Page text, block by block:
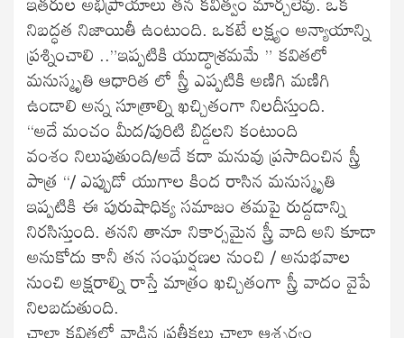
నిబద్ధత నిజాయితీ ఉంటుంది. ఒకటే లక్ష్యం అన్యాయాన్ని
ప్రశ్నించాలి ..”ఇప్పటికి యుద్ధాశ్రమమే ” కవితలో
మనుస్మృతి ఆధారిత లో స్త్రీ ఎప్పటికి అణిగి మణిగి
ఉండాలి అన్న సూత్రాల్ని ఖచ్చితంగా నిలదీస్తుంది.
“అదే మంచం మీద/పురిటి బిడ్డలని కంటుంది
వంశం నిలుపుతుంది/అదే కదా మనువు ప్రసాదించిన స్త్రీ
పాత్ర “/ ఎప్పుడో యుగాల కింద రాసిన మనుస్మృతి
ఇప్పటికి ఈ పురుషాధిక్య సమాజం తమపై రుద్దడాన్ని
నిరసిస్తుంది. తనని తానూ నికార్సమైన స్త్రీ వాది అని కూడా
అనుకోదు కానీ తన సంఘర్షణల నుంచి / అనుభవాల
నుంచి అక్షరాల్ని రాస్తే మాత్రం ఖచ్చితంగా స్త్రీ వాదం వైపే
నిలబడుతుంది.